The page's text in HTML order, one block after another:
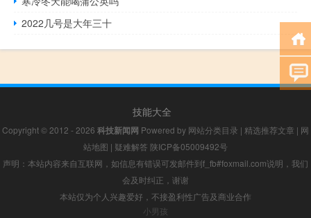
2022几号是大年三十
技能大全
Copyright © 2012 - 2026 科技新闻网 Powered by 网站分类目录 | 精选推荐文章 | 网
站地图 | 疑难解答 陕ICP备05009492号
声明：本站内容来自互联网，如信息有错误可发邮件到f_fb#foxmail.com说明，我们
会及时纠正，谢谢
本站仅为个人兴趣爱好，不接盈利性广告及商业合作
小男孩